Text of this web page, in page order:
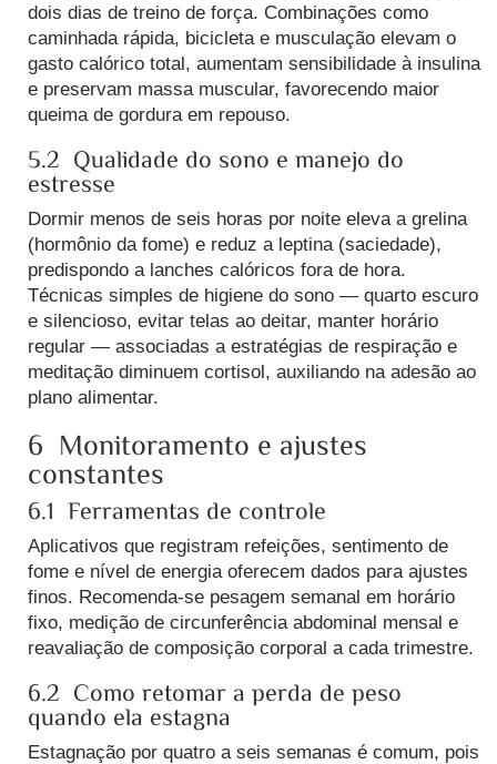
dois dias de treino de força. Combinações como
caminhada rápida, bicicleta e musculação elevam o
gasto calórico total, aumentam sensibilidade à insulina
e preservam massa muscular, favorecendo maior
queima de gordura em repouso.
5.2 Qualidade do sono e manejo do
estresse
Dormir menos de seis horas por noite eleva a grelina
(hormônio da fome) e reduz a leptina (saciedade),
predispondo a lanches calóricos fora de hora.
Técnicas simples de higiene do sono — quarto escuro
e silencioso, evitar telas ao deitar, manter horário
regular — associadas a estratégias de respiração e
meditação diminuem cortisol, auxiliando na adesão ao
plano alimentar.
6 Monitoramento e ajustes
constantes
6.1 Ferramentas de controle
Aplicativos que registram refeições, sentimento de
fome e nível de energia oferecem dados para ajustes
finos. Recomenda-se pesagem semanal em horário
fixo, medição de circunferência abdominal mensal e
reavaliação de composição corporal a cada trimestre.
6.2 Como retomar a perda de peso
quando ela estagna
Estagnação por quatro a seis semanas é comum, pois